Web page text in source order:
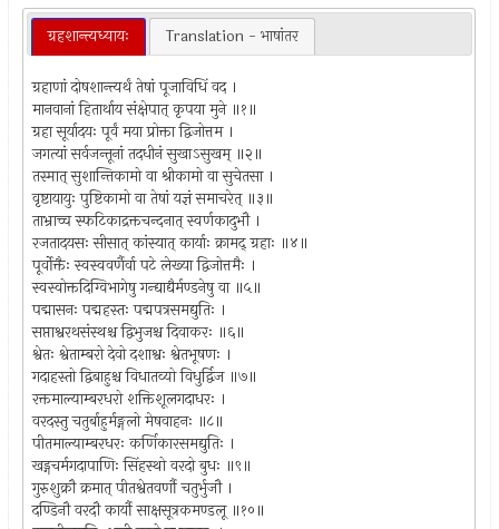
ग्रहशान्त्यध्यायः Translation - भाषांतर
ग्रहाणां दोषशान्त्यर्थं तेषां पूजाविधिं वद ।
मानवानां हितार्थाय संक्षेपात् कृपया मुने ॥१॥
ग्रहा सूर्यादयः पूर्वं मया प्रोक्ता द्विजोत्तम ।
जगत्यां सर्वजन्तूनां तदधीनं सुखाऽसुखम् ॥२॥
तस्मात् सुशान्तिकामो वा श्रीकामो वा सुचेतसा ।
वृष्टायायुः पुष्टिकामो वा तेषां यज्ञं समाचरेत् ॥३॥
ताभ्राच्च स्फटिकाद्रक्तचन्दनात् स्वर्णकादुभौ ।
रजतादयसः सीसात् कांस्यात् कार्याः क्रामद् ग्रहाः ॥४॥
पूर्वोक्तैः स्वस्ववर्णैर्वा पटे लेख्या द्विजोत्तमैः ।
स्वस्वोक्तदिग्विभागेषु गन्द्याद्यैर्मण्डनेषु वा ॥५॥
पद्मासनः पद्महस्तः पद्मपत्रसमद्युतिः ।
सप्ताश्वरथसंस्थश्च द्विभुजश्च दिवाकरः ॥६॥
श्वेतः श्वेताम्बरो देवो दशाश्वः श्वेतभूषणः ।
गदाहस्तो द्विबाहुश्च विधातव्यो विधुर्द्विज ॥७॥
रक्तमाल्याम्बरधरो शक्तिशूलगदाधरः ।
वरदस्तु चतुर्बाहुर्मङ्गलो मेषवाहनः ॥८॥
पीतमाल्याम्बरधरः कर्णिकारसमद्युतिः ।
खड्गचर्मगदापाणिः सिंहस्थो वरदो बुधः ॥९॥
गुरुशुक्रौ क्रमात् पीतश्वेतवर्णौ चतुर्भुजौ ।
दण्डिनौ वरदौ कार्यौ साक्षसूत्रकमण्डलू ॥१०॥